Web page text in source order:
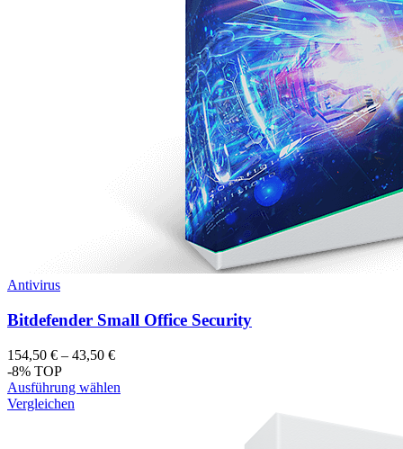
Antivirus
Bitdefender Small Office Security
154,50 € – 43,50 €
-8% TOP
Ausführung wählen
Vergleichen